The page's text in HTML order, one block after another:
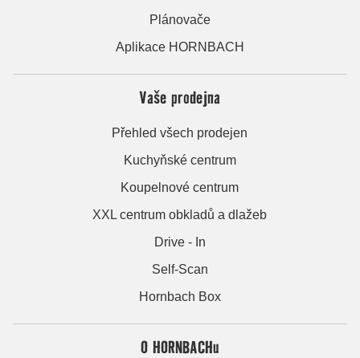
Plánovače
Aplikace HORNBACH
Vaše prodejna
Přehled všech prodejen
Kuchyňské centrum
Koupelnové centrum
XXL centrum obkladů a dlažeb
Drive - In
Self-Scan
Hornbach Box
O HORNBACHu